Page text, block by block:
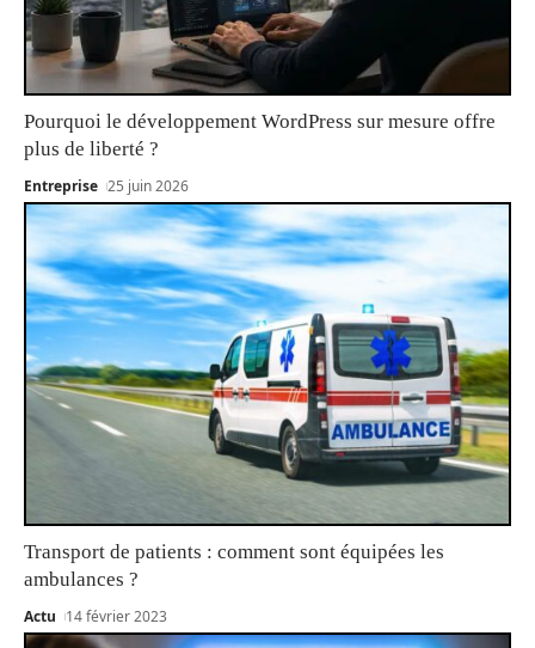
Pourquoi le développement WordPress sur mesure offre
plus de liberté ?
Entreprise 25 juin 2026
Transport de patients : comment sont équipées les
ambulances ?
Actu 14 février 2023